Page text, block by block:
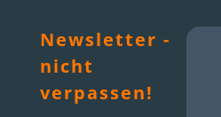
Newsletter -
nicht
verpassen!